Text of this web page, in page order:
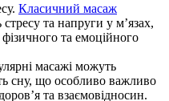
Класичний масаж
та напруги у м’язах,
та емоційного
масажі можуть
сну, що особливо важливо
та взаємовідносин.